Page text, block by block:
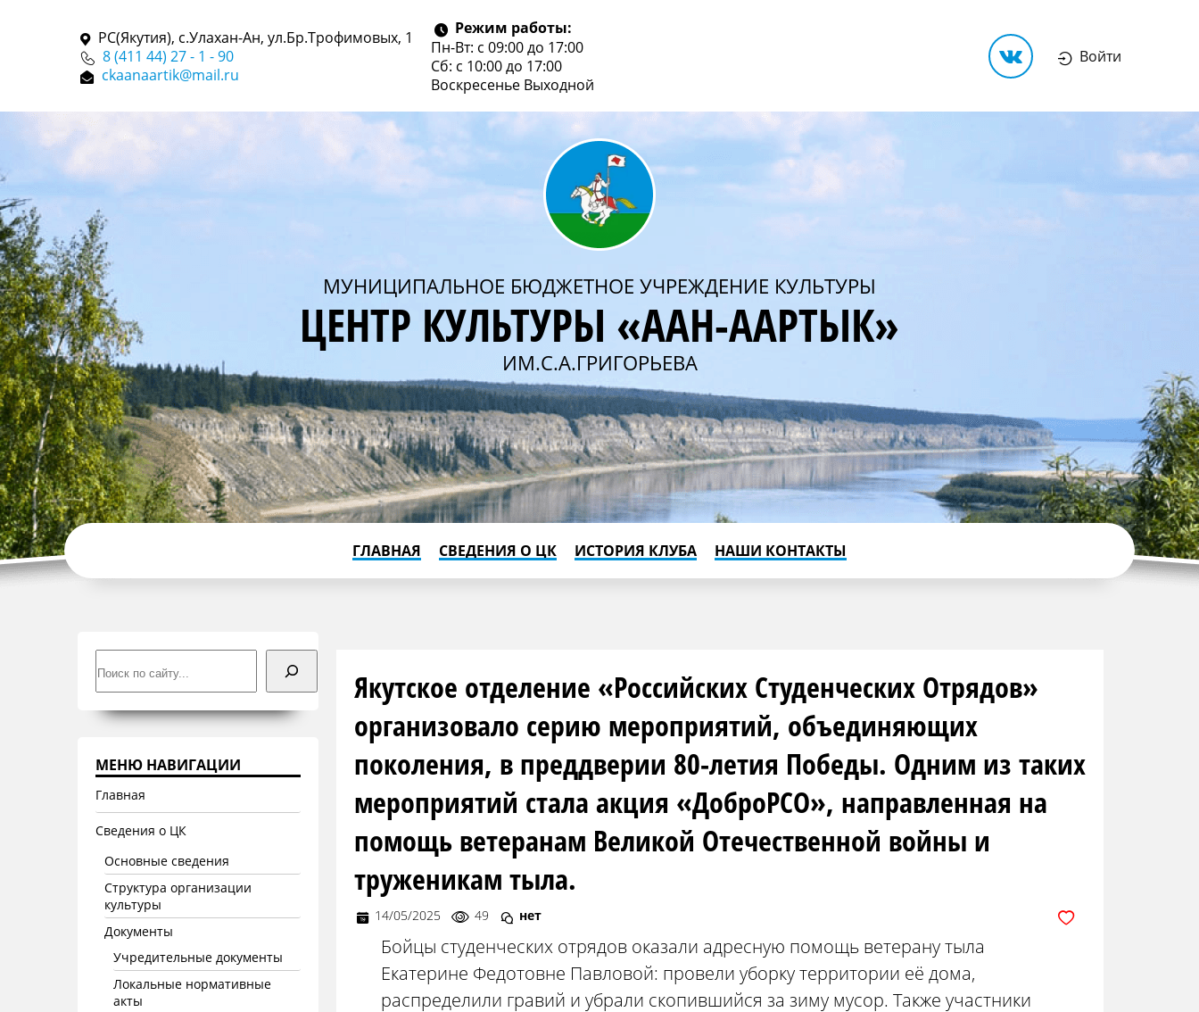
РС(Якутия), с.Улахан-Ан, ул.Бр.Трофимовых, 1
8 (411 44) 27 - 1 - 90
ckaanaartik@mail.ru
Режим работы:
Пн-Вт: с 09:00 до 17:00
Сб: с 10:00 до 17:00
Воскресенье Выходной
Войти
МУНИЦИПАЛЬНОЕ БЮДЖЕТНОЕ УЧРЕЖДЕНИЕ КУЛЬТУРЫ
ЦЕНТР КУЛЬТУРЫ «ААН-ААРТЫК»
ИМ.С.А.ГРИГОРЬЕВА
ГЛАВНАЯ СВЕДЕНИЯ О ЦК ИСТОРИЯ КЛУБА НАШИ КОНТАКТЫ
МЕНЮ НАВИГАЦИИ
Главная
Сведения о ЦК
Основные сведения
Структура организации
культуры
Документы
Учредительные документы
Локальные нормативные
акты
Якутское отделение «Российских Студенческих Отрядов»
организовало серию мероприятий, объединяющих
поколения, в преддверии 80-летия Победы. Одним из таких
мероприятий стала акция «ДоброРСО», направленная на
помощь ветеранам Великой Отечественной войны и
труженикам тыла.
14/05/2025 49 нет
Бойцы студенческих отрядов оказали адресную помощь ветерану тыла
Екатерине Федотовне Павловой: провели уборку территории её дома,
распределили гравий и убрали скопившийся за зиму мусор. Также участники